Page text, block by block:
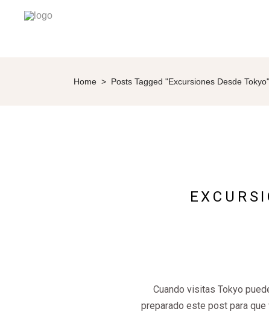
Home > Posts Tagged "excursiones Desde Tokyo"
Cuando visitas Tokyo
preparado este post para